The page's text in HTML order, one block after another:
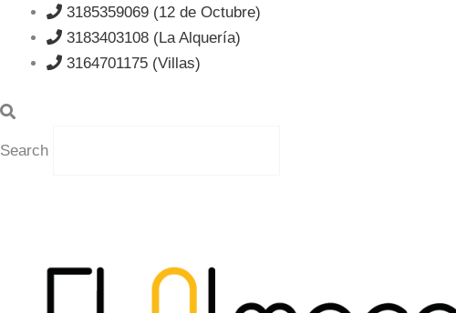
contenido
3185359069 (12 de Octubre)
3183403108 (La Alquería)
3164701175 (Villas)
Search